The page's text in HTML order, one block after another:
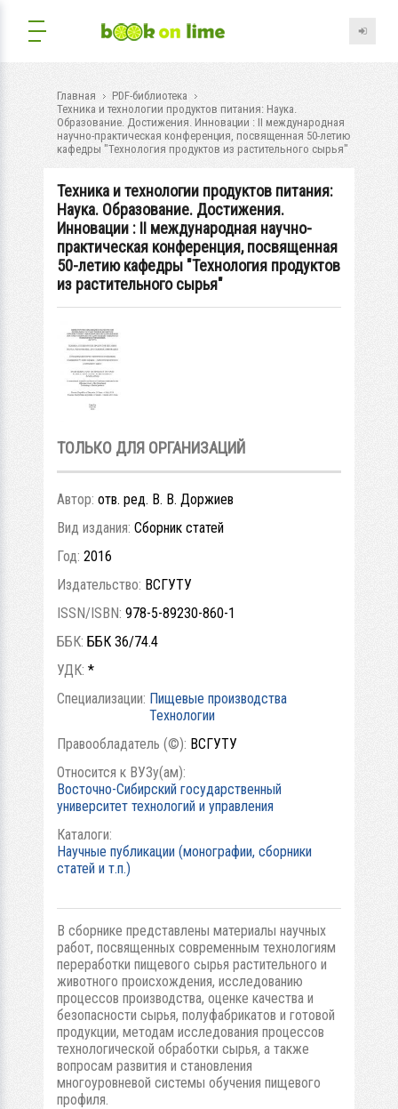
Главная
PDF-библиотека
Техника и технологии продуктов питания: Наука.
Образование. Достижения. Инновации : II международная
научно-практическая конференция, посвященная 50-летию
кафедры "Технология продуктов из растительного сырья"
Техника и технологии продуктов питания:
Наука. Образование. Достижения.
Инновации : II международная научно-
практическая конференция, посвященная
50-летию кафедры "Технология продуктов
из растительного сырья"
ТОЛЬКО ДЛЯ ОРГАНИЗАЦИЙ
Автор: отв. ред. В. В. Доржиев
Вид издания: Сборник статей
Год: 2016
Издательство: ВСГУТУ
ISSN/ISBN: 978-5-89230-860-1
ББК: ББК 36/74.4
УДК: *
Специализации: Пищевые производства
Технологии
Правообладатель (©): ВСГУТУ
Относится к ВУЗу(ам):
Восточно-Сибирский государственный
университет технологий и управления
Каталоги:
Научные публикации (монографии, сборники
статей и т.п.)
В сборнике представлены материалы научных
работ, посвященных современным технологиям
переработки пищевого сырья растительного и
животного происхождения, исследованию
процессов производства, оценке качества и
безопасности сырья, полуфабрикатов и готовой
продукции, методам исследования процессов
технологической обработки сырья, а также
вопросам развития и становления
многоуровневой системы обучения пищевого
профиля.